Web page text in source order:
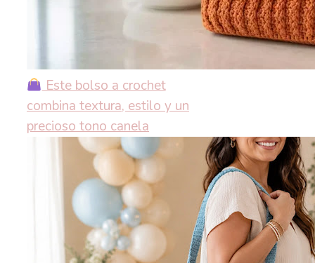
Este bolso a crochet
combina textura, estilo y un
precioso tono canela